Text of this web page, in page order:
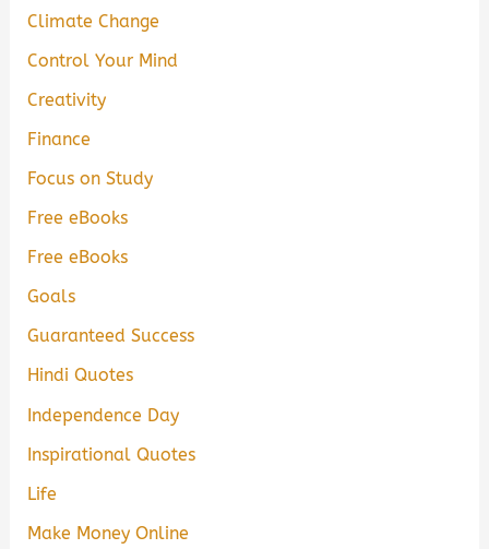
Climate Change
Control Your Mind
Creativity
Finance
Focus on Study
Free eBooks
Free eBooks
Goals
Guaranteed Success
Hindi Quotes
Independence Day
Inspirational Quotes
Life
Make Money Online